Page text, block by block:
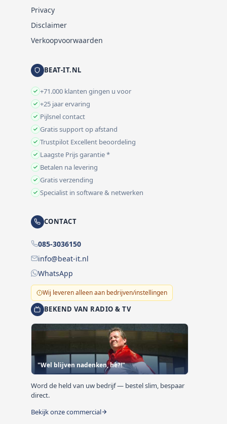
Privacy
Disclaimer
Verkoopvoorwaarden
BEAT-IT.NL
+71.000 klanten gingen u voor
+25 jaar ervaring
Pijlsnel contact
Gratis support op afstand
Trustpilot Excellent beoordeling
Laagste Prijs garantie *
Betalen na levering
Gratis verzending
Specialist in software & netwerken
CONTACT
085-3036150
info@beat-it.nl
WhatsApp
Wij leveren alleen aan bedrijven/instellingen
BEKEND VAN RADIO & TV
"Wel blijven nadenken, hè?!"
Word de held van uw bedrijf — bestel slim, bespaar
direct.
Bekijk onze commercial